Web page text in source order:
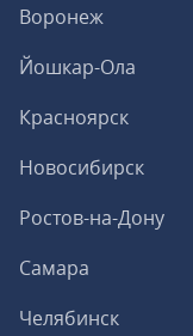
Воронеж
Йошкар-Ола
Красноярск
Новосибирск
Ростов-на-Дону
Самара
Челябинск